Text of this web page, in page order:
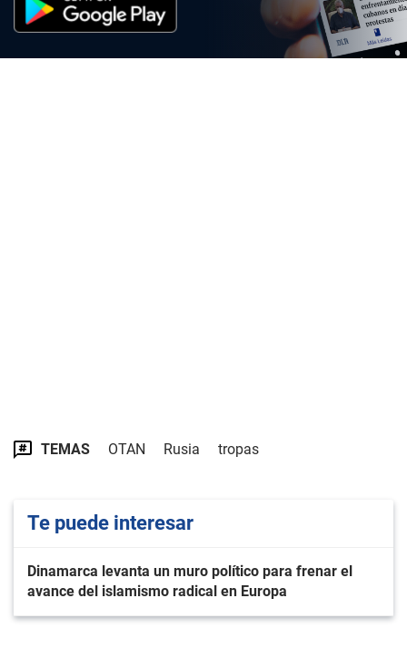
TEMAS OTAN Rusia tropas
Te puede interesar
Dinamarca levanta un muro político para frenar el
avance del islamismo radical en Europa